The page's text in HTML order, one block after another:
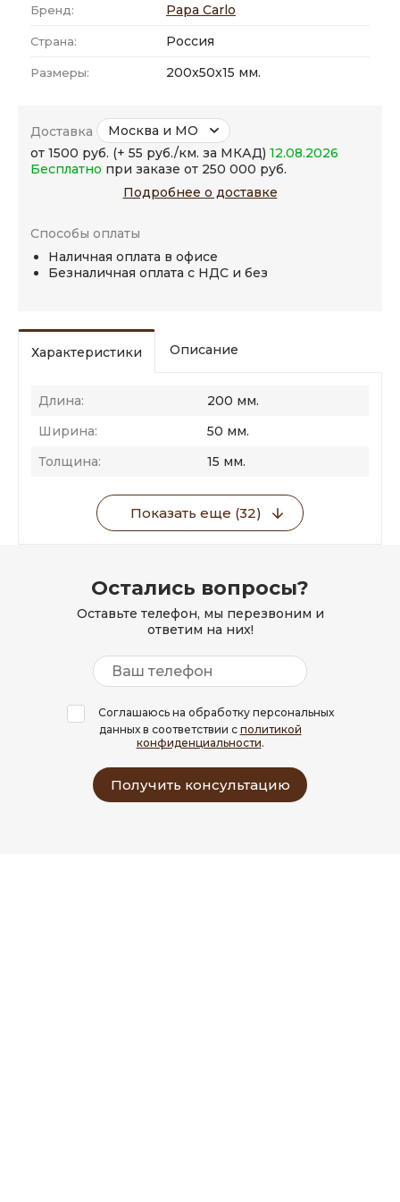
Бренд: Papa Carlo
Страна: Россия
Размеры: 200x50x15 мм.
Доставка
Москва и МО
от 1500 руб. (+ 55 руб./км. за МКАД) 12.08.2026
Бесплатно при заказе от 250 000 руб.
Подробнее о доставке
Способы оплаты
Наличная оплата в офисе
Безналичная оплата с НДС и без
Характеристики Описание
Длина:
200 мм.
Ширина:
50 мм.
Толщина:
15 мм.
Показать еще (32)
Остались вопросы?
Оставьте телефон, мы перезвоним и
ответим на них!
Соглашаюсь на обработку персональных
данных в соответствии с политикой
конфиденциальности.
Получить консультацию